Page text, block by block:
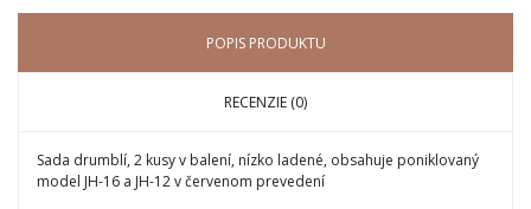
POPIS PRODUKTU
RECENZIE (0)
Sada drumblí, 2 kusy v balení, nízko ladené, obsahuje poniklovaný
model JH-16 a JH-12 v červenom prevedení